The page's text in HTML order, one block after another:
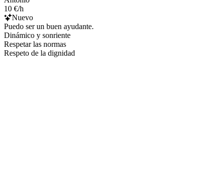
10 €/h
Nuevo
Puedo ser un buen ayudante.
Dinámico y sonriente
Respetar las normas
Respeto de la dignidad